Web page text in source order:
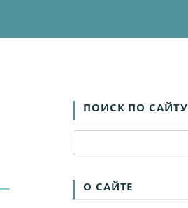
ПОИСК ПО САЙТУ
О САЙТЕ